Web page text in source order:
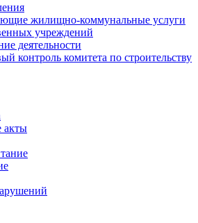
жилищно-коммунальные услуги
учреждений
деятельности
контроль комитета по строительству
акты